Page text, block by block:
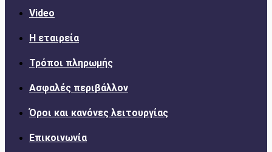
Video
Η εταιρεία
Τρόποι πληρωμής
Ασφαλές περιβάλλον
Όροι και κανόνες λειτουργίας
Επικοινωνία